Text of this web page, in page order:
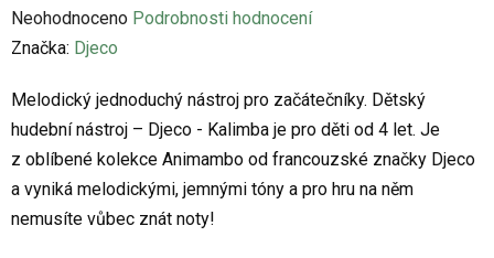
Průměrné
hodnocení
je
0,0
z
5
hvězdiček.
Neohodnoceno Podrobnosti hodnocení
Značka: Djeco
Melodický jednoduchý nástroj pro začátečníky. Dětský
hudební nástroj – Djeco - Kalimba je pro děti od 4 let. Je
z oblíbené kolekce Animambo od francouzské značky Djeco
a vyniká melodickými, jemnými tóny a pro hru na něm
nemusíte vůbec znát noty!